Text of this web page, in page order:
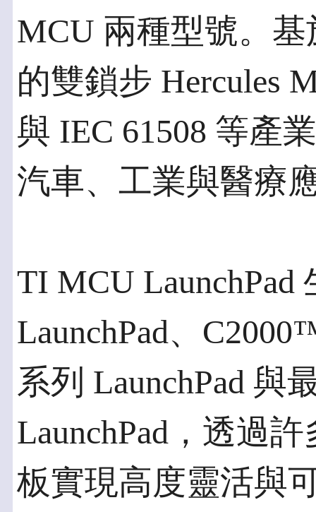
MCU 兩種型號。
的雙鎖步 Hercules
與 IEC 61508 等產
汽車、工業與醫療
TI MCU
LaunchPad、
系列 LaunchPad 與
LaunchPad，透過
板實現高度靈活與